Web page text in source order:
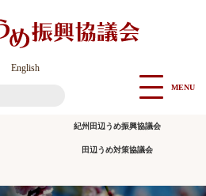
English
MENU
紀州田辺うめ振興協議会
田辺うめ対策協議会